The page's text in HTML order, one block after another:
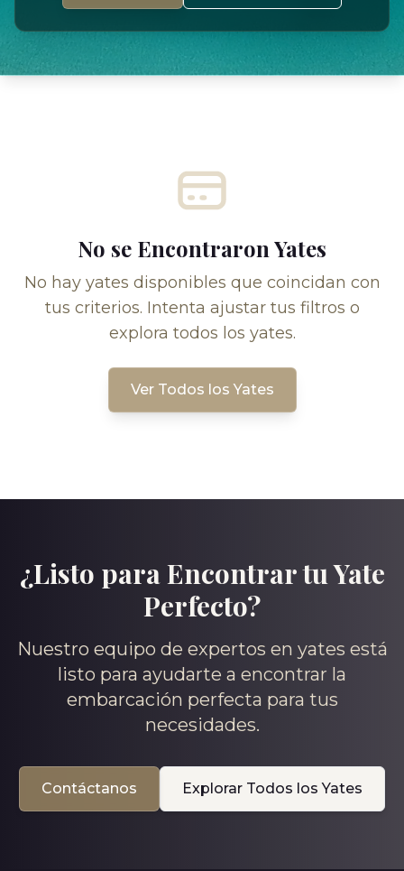
No se Encontraron Yates
No hay yates disponibles que coincidan con
tus criterios. Intenta ajustar tus filtros o
explora todos los yates.
Ver Todos los Yates
¿Listo para Encontrar tu Yate
Perfecto?
Nuestro equipo de expertos en yates está
listo para ayudarte a encontrar la
embarcación perfecta para tus
necesidades.
Contáctanos Explorar Todos los Yates